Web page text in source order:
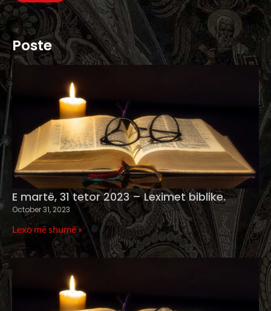
Poste
E martë, 31 tetor 2023 – Leximet biblike.
October 31, 2023
Lexo më shumë »